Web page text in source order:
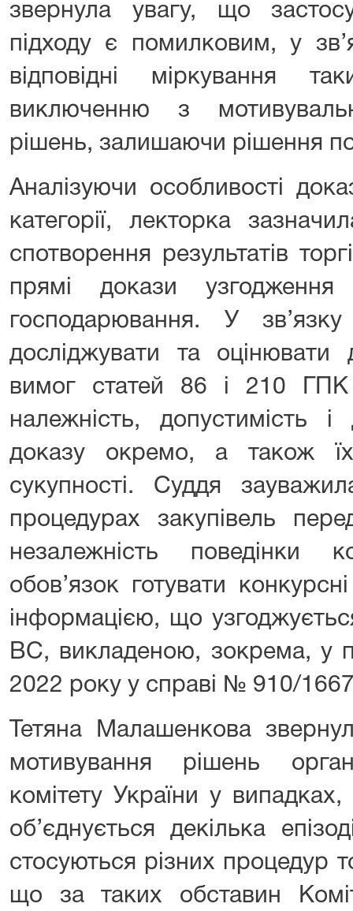
звернула увагу, що
підходу є помилковим, у
відповідні міркування
виключенню з
рішень, залишаючи рішення по
Аналізуючи особливості
категорії, лекторка
спотворення результатів
прямі докази
господарювання. У
досліджувати та
вимог статей 86 і 210 ГПК
належність, допустимість і
доказу окремо, а також
сукупності. Суддя
процедурах закупівель
незалежність поведінки
обов’язок готувати
інформацією, що
ВС, викладеною, зокрема, у
2022 року у справі № 910/
Тетяна Малашенкова
мотивування рішень
комітету України у
об’єднується декілька
стосуються різних процедур
що за таких обставин